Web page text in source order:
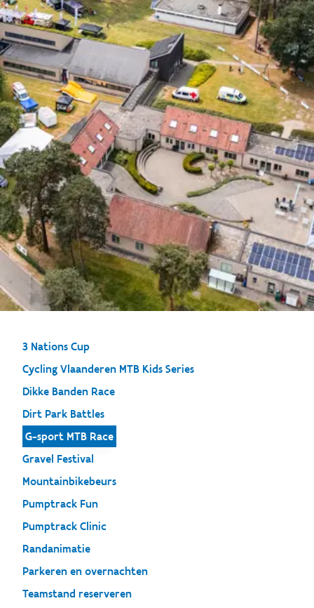
3 Nations Cup
Cycling Vlaanderen MTB Kids Series
Dikke Banden Race
Dirt Park Battles
G-sport MTB Race
Gravel Festival
Mountainbikebeurs
Pumptrack Fun
Pumptrack Clinic
Randanimatie
Parkeren en overnachten
Teamstand reserveren